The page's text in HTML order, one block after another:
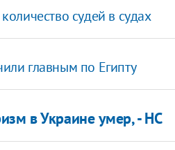
судей в судах
главным по Египту
в Украине умер, - НС